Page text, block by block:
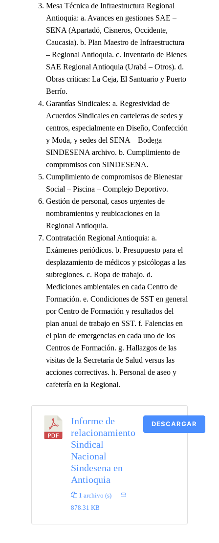
Mesa Técnica de Infraestructura Regional
Antioquia: a. Avances en gestiones SAE –
SENA (Apartadó, Cisneros, Occidente,
Caucasia). b. Plan Maestro de Infraestructura
– Regional Antioquia. c. Inventario de Bienes
SAE Regional Antioquia (Urabá – Otros). d.
Obras críticas: La Ceja, El Santuario y Puerto
Berrío.
Garantías Sindicales: a. Regresividad de
Acuerdos Sindicales en carteleras de sedes y
centros, especialmente en Diseño, Confección
y Moda, y sedes del SENA – Bodega
SINDESENA archivo. b. Cumplimiento de
compromisos con SINDESENA.
Cumplimiento de compromisos de Bienestar
Social – Piscina – Complejo Deportivo.
Gestión de personal, casos urgentes de
nombramientos y reubicaciones en la
Regional Antioquia.
Contratación Regional Antioquia: a.
Exámenes periódicos. b. Presupuesto para el
desplazamiento de médicos y psicólogas a las
subregiones. c. Ropa de trabajo. d.
Mediciones ambientales en cada Centro de
Formación. e. Condiciones de SST en general
por Centro de Formación y resultados del
plan anual de trabajo en SST. f. Falencias en
el plan de emergencias en cada uno de los
Centros de Formación. g. Hallazgos de las
visitas de la Secretaría de Salud versus las
acciones correctivas. h. Personal de aseo y
cafetería en la Regional.
Informe de
relacionamiento
Sindical
Nacional
Sindesena en
Antioquia
1 archivo (s)
878.31 KB
DESCARGAR